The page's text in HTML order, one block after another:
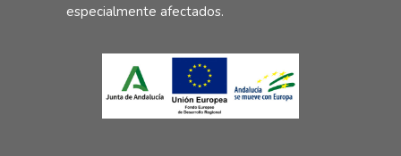
especialmente afectados.